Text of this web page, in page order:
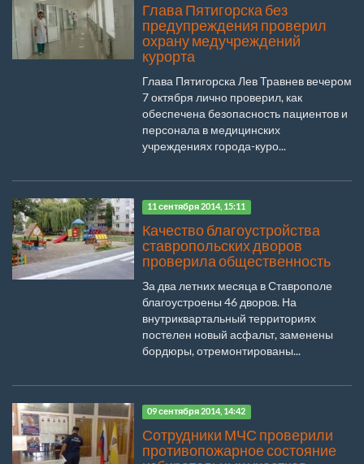
Глава Пятигорска без
предупреждения проверил
охрану медучреждений
курорта
Глава Пятигорска Лев Травнев вечером
7 октября лично проверил, как
обеспечена безопасность пациентов и
персонала в медицинских
учреждениях города-куро...
11 сентября 2014, 15:11
Качество благоустройства
ставропольских дворов
проверила общественность
За два летних месяца в Ставрополе
благоустроены 46 дворов. На
внутриквартальный территориях
постелен новый асфальт, заменены
бордюры, отремонтированы...
09 сентября 2014, 14:42
Сотрудники МЧС проверили
противопожарное состояние